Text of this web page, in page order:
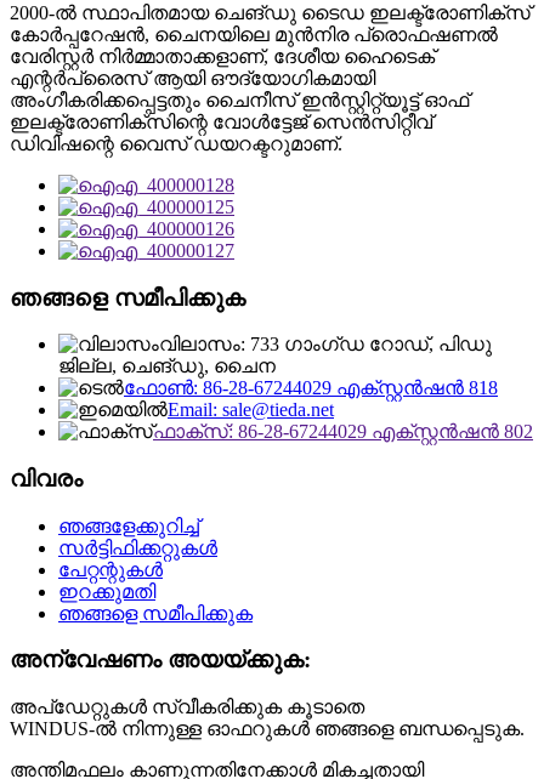
2000-ൽ സ്ഥാപിതമായ ചെങ്ഡു ടൈഡ ഇലക്ട്രോണിക്സ്
കോർപ്പറേഷൻ, ചൈനയിലെ മുൻനിര പ്രൊഫഷണൽ
വേരിസ്റ്റർ നിർമ്മാതാക്കളാണ്, ദേശീയ ഹൈടെക്
എന്റർപ്രൈസ് ആയി ഔദ്യോഗികമായി
അംഗീകരിക്കപ്പെട്ടതും ചൈനീസ് ഇൻസ്റ്റിറ്റ്യൂട്ട് ഓഫ്
ഇലക്ട്രോണിക്സിന്റെ വോൾട്ടേജ് സെൻസിറ്റീവ്
ഡിവിഷന്റെ വൈസ് ഡയറക്ടറുമാണ്.
ഞങ്ങളെ സമീപിക്കുക
വിലാസം: 733 ഗാംഗ്ഡ റോഡ്, പിഡു
ജില്ല, ചെങ്ഡു, ചൈന
ഫോൺ: 86-28-67244029 എക്സ്റ്റൻഷൻ 818
Email: sale@tieda.net
ഫാക്സ്: 86-28-67244029 എക്സ്റ്റൻഷൻ 802
വിവരം
ഞങ്ങളേക്കുറിച്ച്
സർട്ടിഫിക്കറ്റുകൾ
പേറ്റന്റുകൾ
ഇറക്കുമതി
ഞങ്ങളെ സമീപിക്കുക
അന്വേഷണം അയയ്ക്കുക:
അപ്‌ഡേറ്റുകൾ സ്വീകരിക്കുക കൂടാതെ
WINDUS-ൽ നിന്നുള്ള ഓഫറുകൾ ഞങ്ങളെ ബന്ധപ്പെടുക.
അന്തിമഫലം കാണുന്നതിനേക്കാൾ മികച്ചതായി